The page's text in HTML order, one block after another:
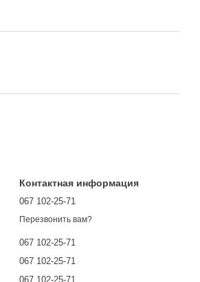
Контактная информация
067 102-25-71
Перезвонить вам?
067 102-25-71
067 102-25-71
067 102-25-71